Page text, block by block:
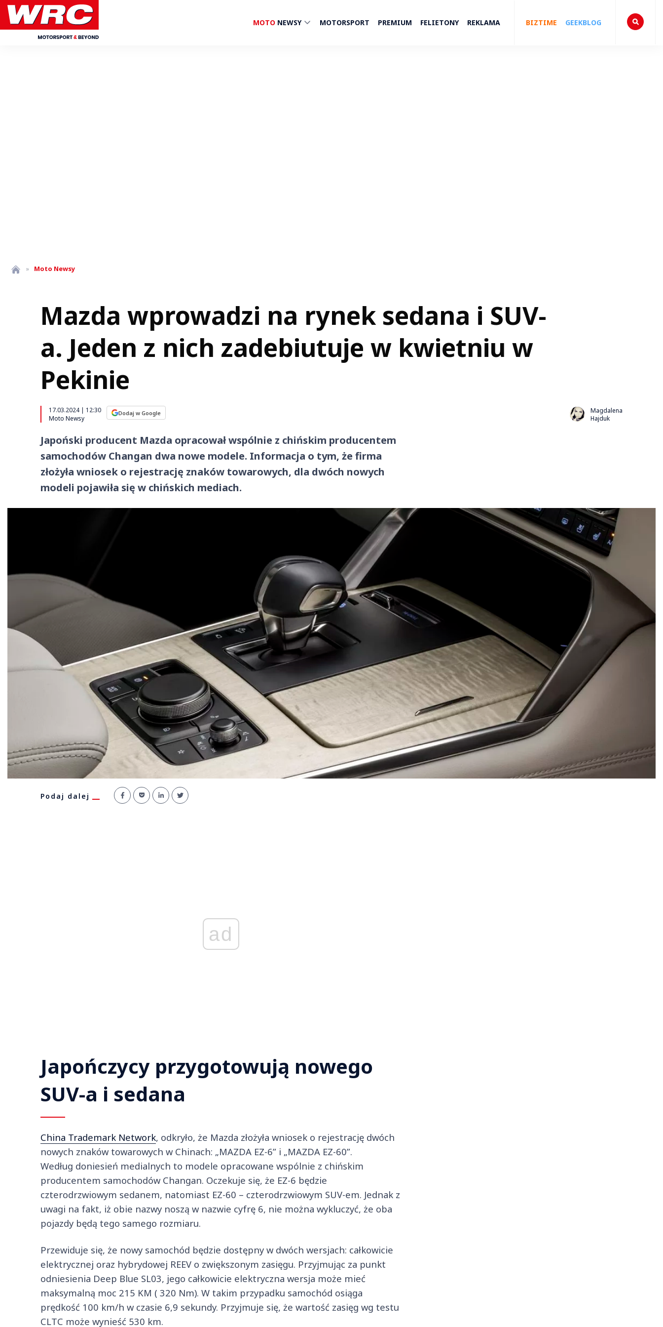
MOTO NEWSY MOTORSPORT PREMIUM FELIETONY REKLAMA BIZTIME GEEKBLOG
» Moto Newsy
Mazda wprowadzi na rynek sedana i SUV-
a. Jeden z nich zadebiutuje w kwietniu w
Pekinie
17.03.2024 | 12:30
Moto Newsy
Dodaj w Google
Magdalena
Hajduk
Japoński producent Mazda opracował wspólnie z chińskim producentem
samochodów Changan dwa nowe modele. Informacja o tym, że firma
złożyła wniosek o rejestrację znaków towarowych, dla dwóch nowych
modeli pojawiła się w chińskich mediach.
Podaj dalej
ad
Japończycy przygotowują nowego
SUV-a i sedana
China Trademark Network, odkryło, że Mazda złożyła wniosek o rejestrację dwóch
nowych znaków towarowych w Chinach: „MAZDA EZ-6” i „MAZDA EZ-60”.
Według doniesień medialnych to modele opracowane wspólnie z chińskim
producentem samochodów Changan. Oczekuje się, że EZ-6 będzie
czterodrzwiowym sedanem, natomiast EZ-60 – czterodrzwiowym SUV-em. Jednak z
uwagi na fakt, iż obie nazwy noszą w nazwie cyfrę 6, nie można wykluczyć, że oba
pojazdy będą tego samego rozmiaru.
Przewiduje się, że nowy samochód będzie dostępny w dwóch wersjach: całkowicie
elektrycznej oraz hybrydowej REEV o zwiększonym zasięgu. Przyjmując za punkt
odniesienia Deep Blue SL03, jego całkowicie elektryczna wersja może mieć
maksymalną moc 215 KM ( 320 Nm). W takim przypadku samochód osiąga
prędkość 100 km/h w czasie 6,9 sekundy. Przyjmuje się, że wartość zasięg wg testu
CLTC może wynieść 530 km.